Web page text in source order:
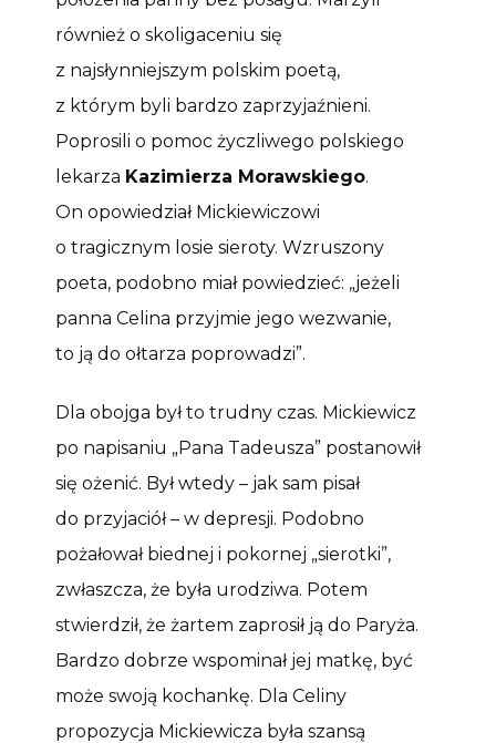
również o skoligaceniu się
z najsłynniejszym polskim poetą,
z którym byli bardzo zaprzyjaźnieni.
Poprosili o pomoc życzliwego polskiego
lekarza Kazimierza Morawskiego.
On opowiedział Mickiewiczowi
o tragicznym losie sieroty. Wzruszony
poeta, podobno miał powiedzieć: „jeżeli
panna Celina przyjmie jego wezwanie,
to ją do ołtarza poprowadzi”.
Dla obojga był to trudny czas. Mickiewicz
po napisaniu „Pana Tadeusza” postanowił
się ożenić. Był wtedy – jak sam pisał
do przyjaciół – w depresji. Podobno
pożałował biednej i pokornej „sierotki”,
zwłaszcza, że była urodziwa. Potem
stwierdził, że żartem zaprosił ją do Paryża.
Bardzo dobrze wspominał jej matkę, być
może swoją kochankę. Dla Celiny
propozycja Mickiewicza była szansą